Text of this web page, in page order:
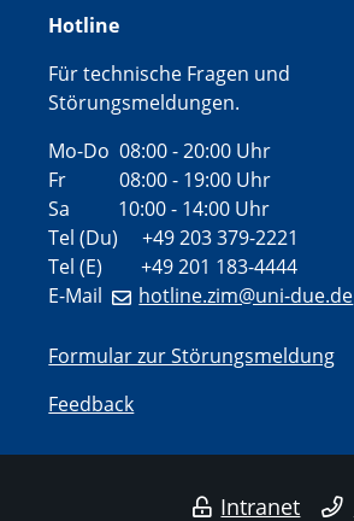
Hotline
Für technische Fragen und
Störungsmeldungen.
Mo-Do 08:00 - 20:00 Uhr
Fr 08:00 - 19:00 Uhr
Sa 10:00 - 14:00 Uhr
Tel (Du) +49 203 379-2221
Tel (E) +49 201 183-4444
E-Mail
hotline.zim@uni-due.de
Formular zur Störungsmeldung
Feedback
Intranet